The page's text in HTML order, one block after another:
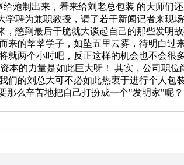
炮制出来，看来给刘老总包装 的大师们
聘为兼职教授，请了若干新闻记者来现
憋到最后干脆就大谈起自己的那些发明
来的莘莘学子，如坠五里云雾，待明白过
就两个小时吧，反正这样的机会也不会很
本的力量是如此巨大呀！ 其实，公司职位
们的刘总大可不必如此热衷于进行个人包
那么辛苦地把自己打扮成一个"发明家"呢